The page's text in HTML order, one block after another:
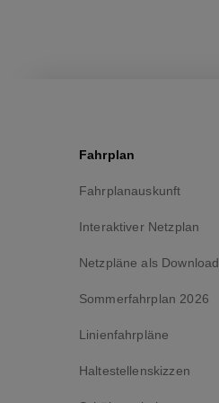
Fahrplan
Fahrplanauskunft
Interaktiver Netzplan
Netzpläne als Download
Sommerfahrplan 2026
Linienfahrpläne
Haltestellenskizzen